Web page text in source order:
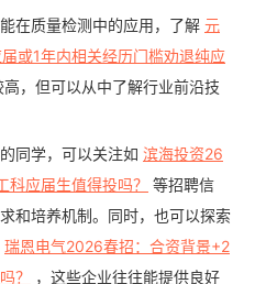
在质量检测中的应用，了解 元
或1年内相关经历门槛劝退纯应
，但可以从中了解行业前沿技
同学，可以关注如 滨海投资26
应届生值得投吗？
等招聘信
和培养机制。同时，也可以探索
瑞恩电气2026春招：合资背景+2
？
，这些企业往往能提供良好